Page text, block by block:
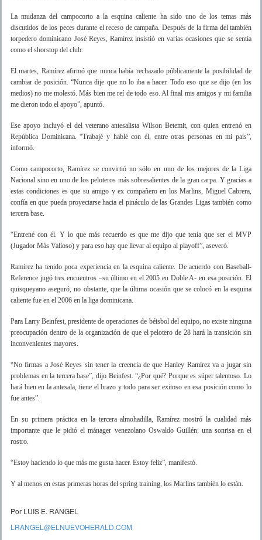
La mudanza del campocorto a la esquina caliente ha sido uno de los temas más
discutidos de los peces durante el receso de campaña. Después de la firma del también
torpedero dominicano José Reyes, Ramírez insistió en varias ocasiones que se sentía
como el shorstop del club.
El martes, Ramírez afirmó que nunca había rechazado públicamente la posibilidad de
cambiar de posición. “Nunca dije que no lo iba a hacer. Todo eso que se dijo (en los
medios) no me molestó. Más bien me reí de todo eso. Al final mis amigos y mi familia
me dieron todo el apoyo”, apuntó.
Ese apoyo incluyó el del veterano antesalista Wilson Betemit, con quien entrenó en
República Dominicana. “Trabajé y hablé con él, entre otras personas en mi país”,
informó.
Como campocorto, Ramírez se convirtió no sólo en uno de los mejores de la Liga
Nacional sino en uno de los peloteros más sobresalientes de la gran carpa. Y gracias a
estas condiciones es que su amigo y ex compañero en los Marlins, Miguel Cabrera,
confía en que pueda proyectarse hacia el pináculo de las Grandes Ligas también como
tercera base.
“Entrené con él. Y lo que más recuerdo es que me dijo que tenía que ser el MVP
(Jugador Más Valioso) y para eso hay que llevar al equipo al playoff”, aseveró.
Ramírez ha tenido poca experiencia en la esquina caliente. De acuerdo con Baseball-
Reference jugó tres encuentros –su último en el 2005 en Doble A- en esa posición. El
quisqueyano aseguró, no obstante, que la última ocasión que se colocó en la esquina
caliente fue en el 2006 en la liga dominicana.
Para Larry Beinfest, presidente de operaciones de béisbol del equipo, no existe ninguna
preocupación dentro de la organización de que el pelotero de 28 hará la transición sin
inconvenientes mayores.
“No firmas a José Reyes sin tener la creencia de que Hanley Ramírez va a jugar sin
problemas en la tercera base”, dijo Beinfest. “¿Por qué? Porque es súper talentoso. Lo
hará bien en la antesala, tiene el brazo y todo para ser exitoso en esa posición como lo
fue antes”.
En su primera práctica en la tercera almohadilla, Ramírez mostró la cualidad más
importante que le pidió el mánager venezolano Oswaldo Guillén: una sonrisa en el
rostro.
“Estoy haciendo lo que más me gusta hacer. Estoy feliz”, manifestó.
Y al menos en estas primeras horas del spring training, los Marlins también lo están.
Por LUIS E. RANGEL
LRANGEL@ELNUEVOHERALD.COM